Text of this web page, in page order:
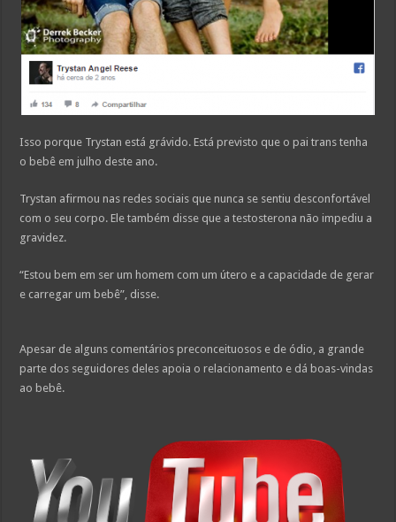
Isso porque Trystan está grávido. Está previsto que o pai trans tenha
o bebê em julho deste ano.
Trystan afirmou nas redes sociais que nunca se sentiu desconfortável
com o seu corpo. Ele também disse que a testosterona não impediu a
gravidez.
“Estou bem em ser um homem com um útero e a capacidade de gerar
e carregar um bebê”, disse.
Apesar de alguns comentários preconceituosos e de ódio, a grande
parte dos seguidores deles apoia o relacionamento e dá boas-vindas
ao bebê.